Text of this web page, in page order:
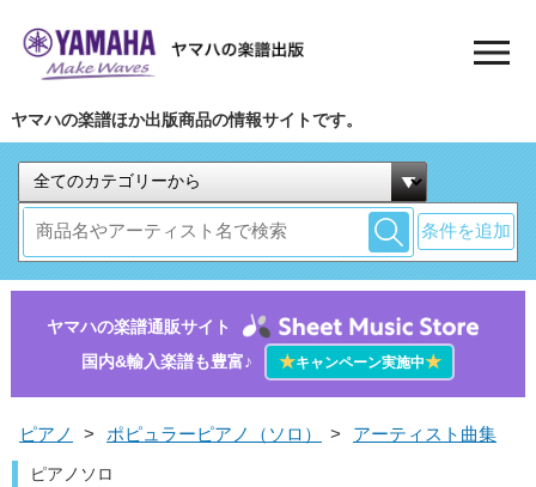
ヤマハの楽譜ほか出版商品の情報サイトです。
条件を追加
ヤマハの楽譜通販サイト
国内&輸入楽譜も豊富♪
★キャンペーン実施中★
ピアノ > ポピュラーピアノ（ソロ） > アーティスト曲集
ピアノソロ